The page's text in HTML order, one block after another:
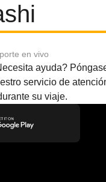
en vivo
ayuda?
servicio de
su viaje.